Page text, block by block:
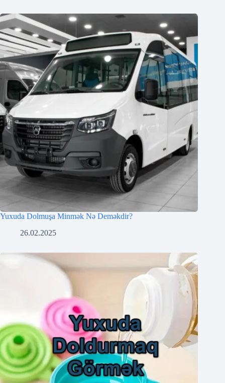
Yuxuda Dolmuşa Minmək Nə Deməkdir?
26.02.2025